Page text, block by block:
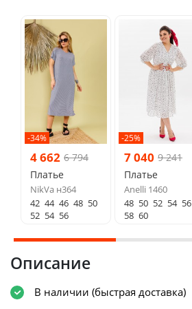
-34%
4 662 6 794
Платье
NikVa н364
42 44 46 48 50
52 54 56
-25%
7 040 9 241
Платье
Anelli 1460
48 50 52 54 56
58 60
Описание
В наличии (быстрая доставка)